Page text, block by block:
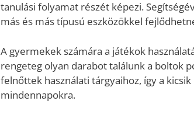
tanulási folyamat részét képezi.
más és más típusú eszközökkel
A gyermekek számára a játékok
rengeteg olyan darabot találunk a boltok
felnőttek használati tárgyaihoz, így a
mindennapokra.